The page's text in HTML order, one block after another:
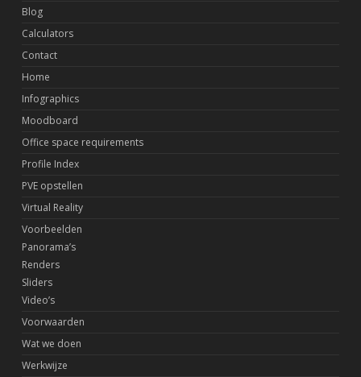
Blog
Calculators
Contact
Home
Infographics
Moodboard
Office space requirements
Profile Index
PVE opstellen
Virtual Reality
Voorbeelden
Panorama’s
Renders
Sliders
Video’s
Voorwaarden
Wat we doen
Werkwijze